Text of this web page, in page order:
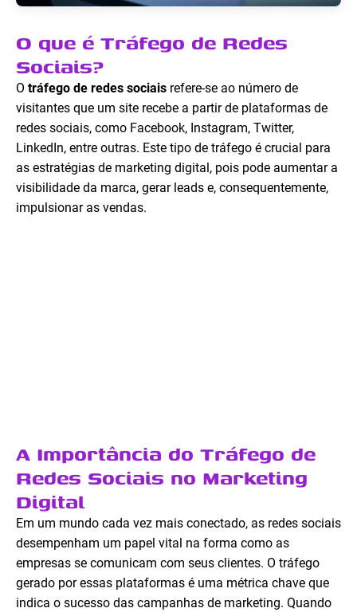
O que é Tráfego de Redes
Sociais?
O tráfego de redes sociais refere-se ao número de
visitantes que um site recebe a partir de plataformas de
redes sociais, como Facebook, Instagram, Twitter,
LinkedIn, entre outras. Este tipo de tráfego é crucial para
as estratégias de marketing digital, pois pode aumentar a
visibilidade da marca, gerar leads e, consequentemente,
impulsionar as vendas.
A Importância do Tráfego de
Redes Sociais no Marketing
Digital
Em um mundo cada vez mais conectado, as redes sociais
desempenham um papel vital na forma como as
empresas se comunicam com seus clientes. O tráfego
gerado por essas plataformas é uma métrica chave que
indica o sucesso das campanhas de marketing. Quando